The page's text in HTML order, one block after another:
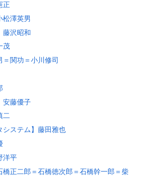
正
松澤英男
藤沢昭和
茂
＝関功＝小川修司
安藤優子
二
システム】藤田雅也
洋平
橋正二郎＝石橋徳次郎＝石橋幹一郎＝柴